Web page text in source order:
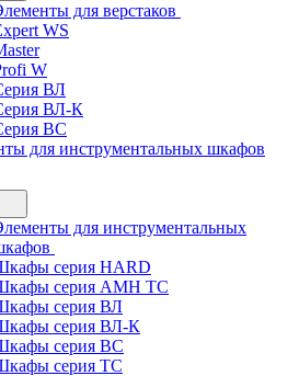
для верстаков
WS
W
ВЛ
ВЛ-К
ВС
для инструментальных шкафов
для инструментальных
серия HARD
серия АМН ТС
серия ВЛ
серия ВЛ-К
серия ВС
серия ТС